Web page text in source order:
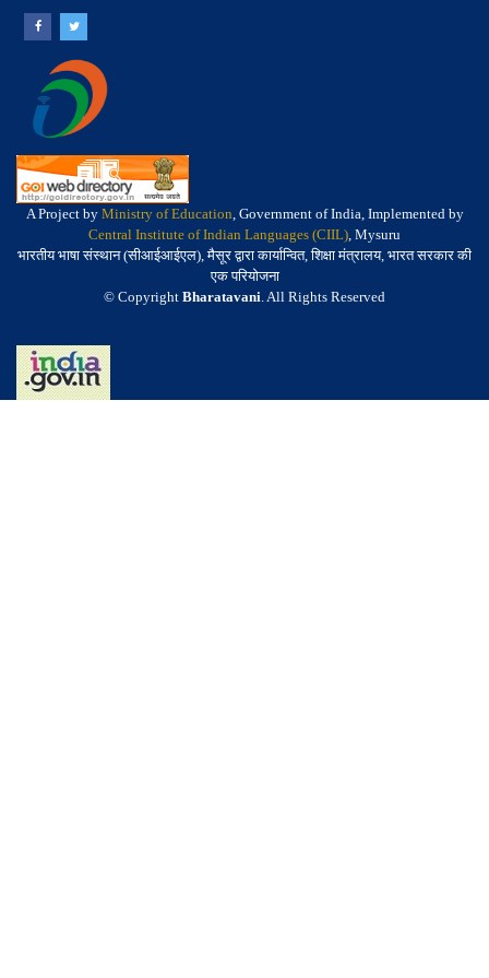
A Project by Ministry of Education, Government of India, Implemented by
Central Institute of Indian Languages (CIIL), Mysuru
भारतीय भाषा संस्थान (सीआईआईएल), मैसूर द्वारा कार्यान्वित, शिक्षा मंत्रालय, भारत सरकार की
एक परियोजना
© Copyright Bharatavani. All Rights Reserved